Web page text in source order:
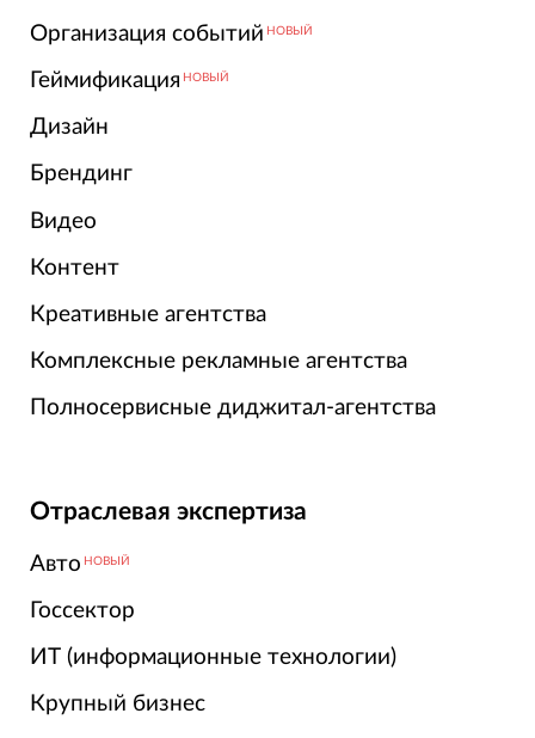
Организация событий НОВЫЙ
Геймификация НОВЫЙ
Дизайн
Брендинг
Видео
Контент
Креативные агентства
Комплексные рекламные агентства
Полносервисные диджитал-агентства
Отраслевая экспертиза
Авто НОВЫЙ
Госсектор
ИТ (информационные технологии)
Крупный бизнес